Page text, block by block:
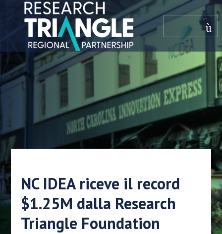
Salta al contenuto
menù
NC IDEA riceve il record
$1.25M dalla Research
Triangle Foundation